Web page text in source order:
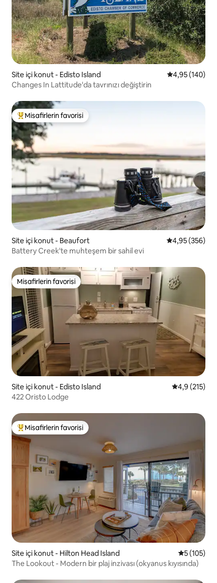
Site içi konut - Edisto Island 5 üzerinden
4,95 (140)
Changes In Lattitude'da tavrınızı değiştirin
Misafirlerin favorilerinden en beğenilenler arasında
Misafirlerin favorisi
Site içi konut - Beaufort 5 üzerinden
4,95 (356)
Battery Creek'te muhteşem bir sahil evi
Misafirlerin favorisi
Misafirlerin favorisi
Site içi konut - Edisto Island 5 üzerinden
4,9 (215)
422 Oristo Lodge
Misafirlerin favorilerinden en beğenilenler arasında
Misafirlerin favorisi
Site içi konut - Hilton Head Island 55 (105)
The Lookout - Modern bir plaj inzivası (okyanus kıyısında)